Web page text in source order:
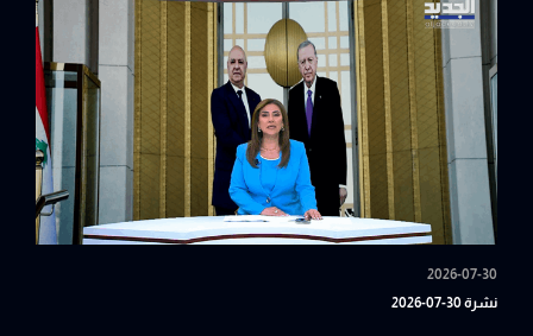
2026-07-30
نشرة 30-07-2026